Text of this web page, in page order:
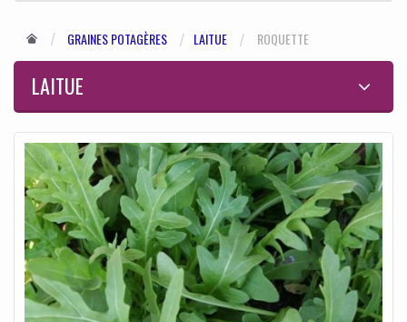
GRAINES POTAGÈRES LAITUE ROQUETTE
LAITUE